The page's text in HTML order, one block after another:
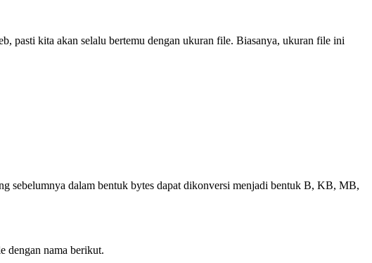
pasti kita akan selalu bertemu dengan ukuran file. Biasanya, ukuran file ini
sebelumnya dalam bentuk bytes dapat dikonversi menjadi bentuk B, KB, MB,
dengan nama berikut.